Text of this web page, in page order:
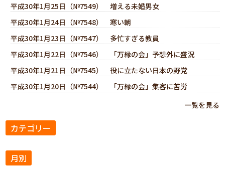
平成30年1月25日（№7549） 増える未婚男女
平成30年1月24日（№7548） 寒い朝
平成30年1月23日（№7547） 多忙すぎる教員
平成30年1月22日（№7546） 「万縁の会」予想外に盛況
平成30年1月21日（№7545） 役に立たない日本の野党
平成30年1月20日（№7544） 「万縁の会」集客に苦労
一覧を見る
カテゴリー
月別